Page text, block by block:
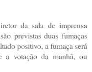
da sala de imprensa
previstas duas fumaças
positivo, a fumaça será
a votação da manhã, ou